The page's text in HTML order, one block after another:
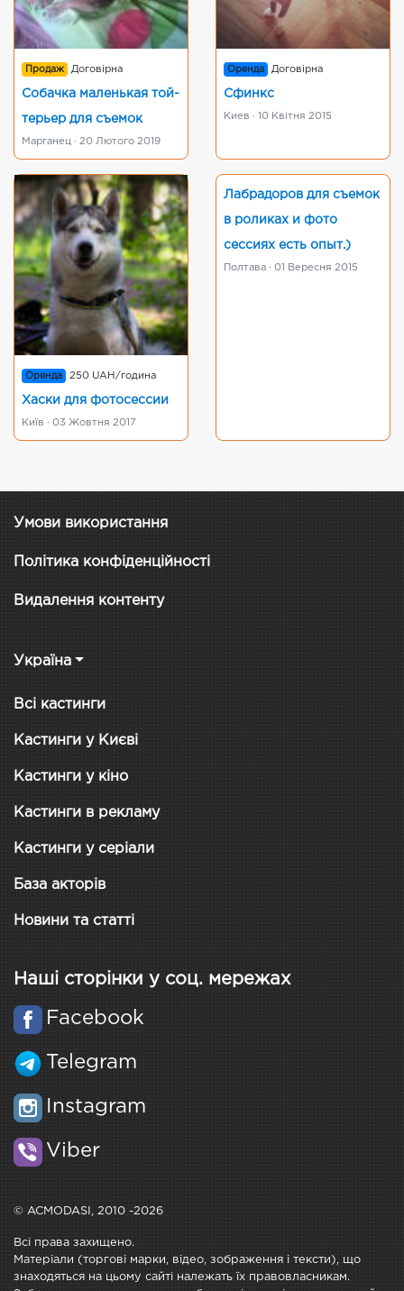
Продаж Договірна
Собачка маленькая той-
терьер для съемок
Марганец · 20 Лютого 2019
Оренда Договірна
Сфинкс
Киев · 10 Квітня 2015
Оренда 250 UAH/година
Хаски для фотосессии
Київ · 03 Жовтня 2017
Лабрадоров для съемок
в роликах и фото
сессиях есть опыт.)
Полтава · 01 Вересня 2015
Умови використання
Політика конфіденційності
Видалення контенту
Україна
Всі кастинги
Кастинги у Києві
Кастинги у кіно
Кастинги в рекламу
Кастинги у серіали
База акторів
Новини та статті
Наші сторінки у соц. мережах
Facebook
Telegram
Instagram
Viber
© ACMODASI, 2010 -2026
Всі права захищено.
Матеріали (торгові марки, відео, зображення і тексти), що
знаходяться на цьому сайті належать їх правовласникам.